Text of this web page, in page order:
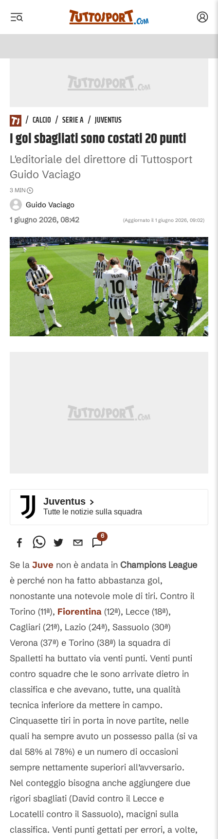
/ CALCIO / SERIE A / JUVENTUS
I gol sbagliati sono costati 20 punti
L'editoriale del direttore di Tuttosport
Guido Vaciago
1 giugno 2026, 08:42 (Aggiornato il 1 giugno 2026, 09:02)
Guido Vaciago
3 MIN
Juventus
Tutte le notizie sulla squadra
6
Se la Juve non è andata in Champions League
è perché non ha fatto abbastanza gol,
nonostante una notevole mole di tiri. Contro il
Torino (11ª), Fiorentina (12ª), Lecce (18ª),
Cagliari (21ª), Lazio (24ª), Sassuolo (30ª)
Verona (37ª) e Torino (38ª) la squadra di
Spalletti ha buttato via venti punti. Venti punti
contro squadre che le sono arrivate dietro in
classifica e che avevano, tutte, una qualità
tecnica inferiore da mettere in campo.
Cinquasette tiri in porta in nove partite, nelle
quali ha sempre avuto un possesso palla (si va
dal 58% al 78%) e un numero di occasioni
sempre nettamente superiori all’avversario.
Nel conteggio bisogna anche aggiungere due
rigori sbagliati (David contro il Lecce e
Locatelli contro il Sassuolo), macigni sulla
classifica. Venti punti gettati per errori, a volte,